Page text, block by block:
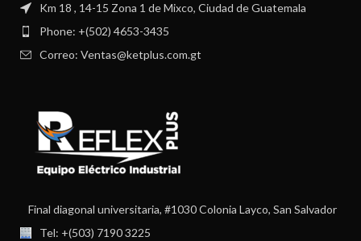
Km 18 , 14-15 Zona 1 de Mixco, Ciudad de Guatemala
Phone: +(502) 4653-3435
Correo: Ventas@ketplus.com.gt
Final diagonal universitaria, #1030 Colonia Layco, San Salvador
Tel: +(503) 7190 3225